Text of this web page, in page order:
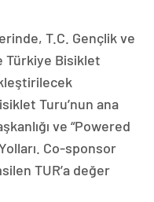
T.C. Gençlik ve
Türkiye Bisiklet
Turu’nun ana
ve “Powered
Co-sponsor
TUR’a değer